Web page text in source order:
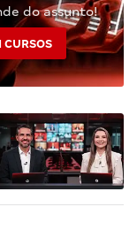
do assunto!
CURSOS